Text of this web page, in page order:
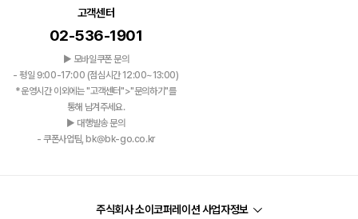
고객센터
02-536-1901
▶ 모바일쿠폰 문의
- 평일 9:00-17:00 (점심시간 12:00~13:00)
*운영시간 이외에는 "고객센터">"문의하기"를
통해 남겨주세요.
▶ 대행발송 문의
- 쿠폰사업팀, bk@bk-go.co.kr
주식회사 소이코퍼레이션 사업자정보